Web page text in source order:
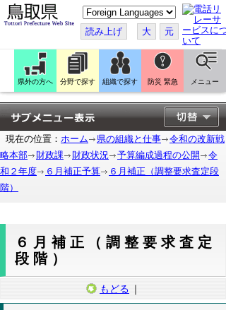
こ
の
ペ
ー
ジ
翻
訳
す
る
読み上げ 大 元
県外の方へ 分野で探す 組織で探す 防災 緊急 メニュー
現在の位置： ホーム 県の組織と仕事
令和の改新戦
略本部
財政課 財政状況 予算編成過程の公開
令
和２年度
６月補正予算
６月補正（調整要求査定段
階）
６月補正（調整要求査定
段階）
もどる ｜